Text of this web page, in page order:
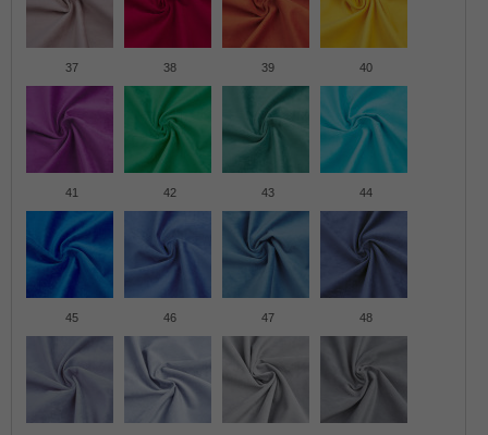
37 38 39 40
41 42 43 44
45 46 47 48